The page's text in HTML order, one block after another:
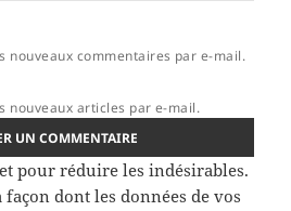
nouveaux commentaires par e-mail.
nouveaux articles par e-mail.
pour réduire les indésirables.
dont les données de vos